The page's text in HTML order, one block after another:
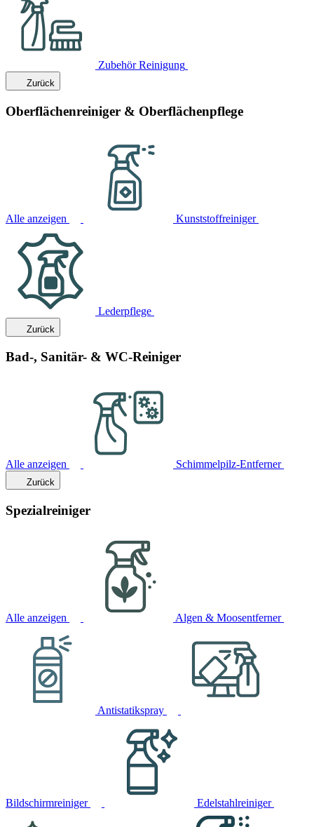
Zubehör Reinigung
Zurück
Oberflächenreiniger & Oberflächenpflege
Alle anzeigen Kunststoffreiniger
Lederpflege
Zurück
Bad-, Sanitär- & WC-Reiniger
Alle anzeigen Schimmelpilz-Entferner
Zurück
Spezialreiniger
Alle anzeigen Algen & Moosentferner
Antistatikspray
Bildschirmreiniger Edelstahlreiniger